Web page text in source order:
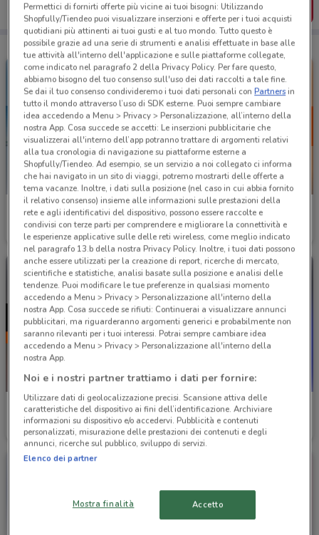
SCARICA L’APP
WindTre
Scade il 20/09 380 m
-4 GIORNI
WindTre
Scade lunedì 380 m
-4 GIORNI
WindTre
Scade lunedì 380 m
TIM
Scade il 06/09
Permettici di fornirti offerte più vicine ai tuoi bisogni: Utilizzando
Shopfully/Tiendeo puoi visualizzare inserzioni e offerte per i tuoi acquisti
quotidiani più attinenti ai tuoi gusti e al tuo mondo. Tutto questo è
possibile grazie ad una serie di strumenti e analisi effettuate in base alle
tue attività all'interno dell'applicazione e sulle piattaforme collegate,
come indicato nel paragrafo 2 della Privacy Policy. Per fare questo,
abbiamo bisogno del tuo consenso sull'uso dei dati raccolti a tale fine.
Se dai il tuo consenso condivideremo i tuoi dati personali conPartnersin
tutto il mondo attraverso l’uso di SDK esterne. Puoi sempre cambiare
idea accedendo a Menu > Privacy > Personalizzazione, all’interno della
nostra App. Cosa succede se accetti: Le inserzioni pubblicitarie che
visualizzerai all'interno dell’app potranno trattare di argomenti relativi
alla tua cronologia di navigazione su piattaforme esterne a
Shopfully/Tiendeo. Ad esempio, se un servizio a noi collegato ci informa
che hai navigato in un sito di viaggi, potremo mostrarti delle offerte a
tema vacanze. Inoltre, i dati sulla posizione (nel caso in cui abbia fornito
il relativo consenso) insieme alle informazioni sulle prestazioni della
rete e agli identificativi del dispositivo, possono essere raccolte e
condivisi con terze parti per comprendere e migliorare la connettività e
le esperienze applicative sulle delle reti wireless, come meglio indicato
nel paragrafo 13.b della nostra Privacy Policy. Inoltre, i tuoi dati possono
anche essere utilizzati per la creazione di report, ricerche di mercato,
scientifiche e statistiche, analisi basate sulla posizione e analisi delle
tendenze. Puoi modificare le tue preferenze in qualsiasi momento
accedendo a Menu > Privacy > Personalizzazione all'interno della
nostra App. Cosa succede se rifiuti: Continuerai a visualizzare annunci
pubblicitari, ma riguarderanno argomenti generici e probabilmente non
saranno rilevanti per i tuoi interessi. Potrai sempre cambiare idea
accedendo a Menu > Privacy > Personalizzazione all'interno della
nostra App.
Noi e i nostri partner trattiamo i dati per fornire:
Utilizzare dati di geolocalizzazione precisi. Scansione attiva delle
caratteristiche del dispositivo ai fini dell’identificazione. Archiviare
informazioni su dispositivo e/o accedervi. Pubblicità e contenuti
personalizzati, misurazione delle prestazioni dei contenuti e degli
annunci, ricerche sul pubblico, sviluppo di servizi.
Elenco dei partner
Mostra finalità Accetto